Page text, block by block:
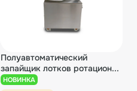
Полуавтоматический
запайщик лотков ротацион...
НОВИНКА